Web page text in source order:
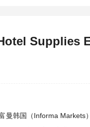
Supplies
曼韩国（Informa Markets